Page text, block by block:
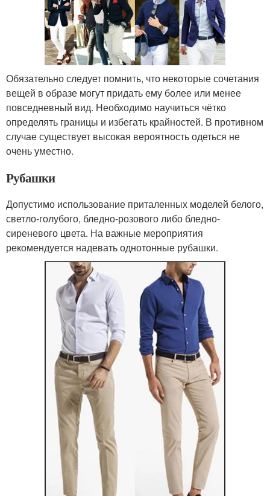
Обязательно следует помнить, что некоторые сочетания
вещей в образе могут придать ему более или менее
повседневный вид. Необходимо научиться чётко
определять границы и избегать крайностей. В противном
случае существует высокая вероятность одеться не
очень уместно.
Рубашки
Допустимо использование приталенных моделей белого,
светло-голубого, бледно-розового либо бледно-
сиреневого цвета. На важные мероприятия
рекомендуется надевать однотонные рубашки.